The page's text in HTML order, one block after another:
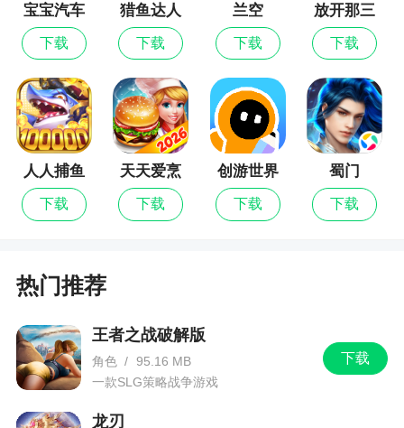
小编评价
可以随意的探索
2、战神霸业是款还原经典传奇大型arpg挂机类
手游。经典传奇，回味无穷！上线送vip15、138888
元宝！开局一刀999，元宝遍地爆！击杀专属BOSS
轻轻松松爆10w充值，白嫖不是梦！超变态无敌资源
3、战神霸业（沉默代币爽充服）本，具备无与
无限的元宝免费刷，千人攻沙，挂机就能致富，这
样的传奇你还不粉吗？快快上线领取奖励吧
宝宝汽车
城市
下载
猎鱼达人
下载
兰空
下载
放开那三
国
下载
人人捕鱼
下载
天天爱烹
饪
下载
创游世界
下载
蜀门
下载
热门推荐
下载
王者之战破解版
角色 / 95.16 MB
一款SLG策略战争游戏
龙刃